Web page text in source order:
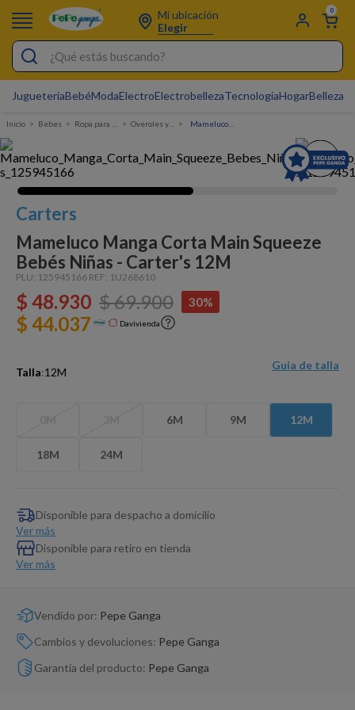
Mi ubicación
Elegir
0
¿Qué estás buscando?
JugueteriaBebéModaElectroElectrobellezaTecnologíaHogarBelleza
Bebes Ropa para bebé Overoles y enterizos
Carters
Mameluco Manga Corta Main Squeeze
Bebés Niñas - Carter's 12M
PLU: 125945166 REF: 1U268610
$ 48.930 $69.900 30%
$ 44.037 Davivienda
Talla:12M
Guia de talla
6M 9M 12M
18M 24M
Disponible para despacho a domicilio
Ver más
Disponible para retiro en tienda
Ver más
Vendido por: Pepe Ganga
Cambios y devoluciones: Pepe Ganga
Garantía del producto: Pepe Ganga
Electro
Figuras Toy Story
Carters
Cartas Pokemon
Silla Mecedora Bebé
Bebes
Cuna Colecho